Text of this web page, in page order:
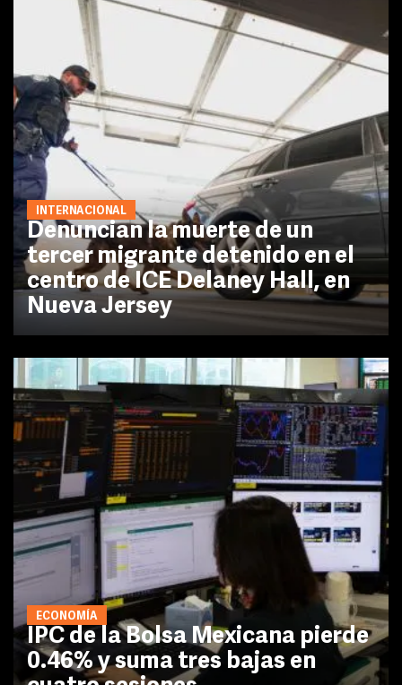
INTERNACIONAL
Denuncian la muerte de un
tercer migrante detenido en el
centro de ICE Delaney Hall, en
Nueva Jersey
ECONOMÍA
IPC de la Bolsa Mexicana pierde
0.46% y suma tres bajas en